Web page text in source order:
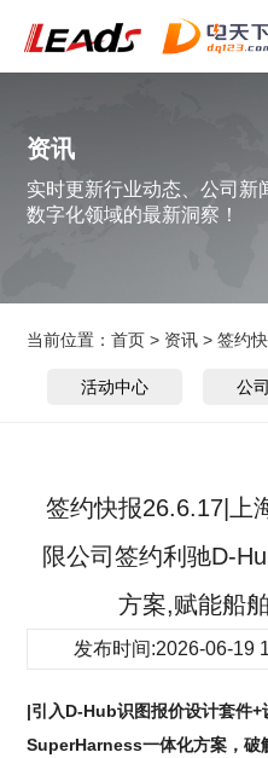
资讯
实时更新行业动态、公司新
数字化领域的最新洞察！
当前位置：首页 > 资讯 >签约
活动中心 公
签约快报26.6.17|上
限公司签约利驰D-
方案,赋能船
发布时间:2026-06-19
|引入D-Hub识图报价设计套件
SuperHarness一体化方案，破